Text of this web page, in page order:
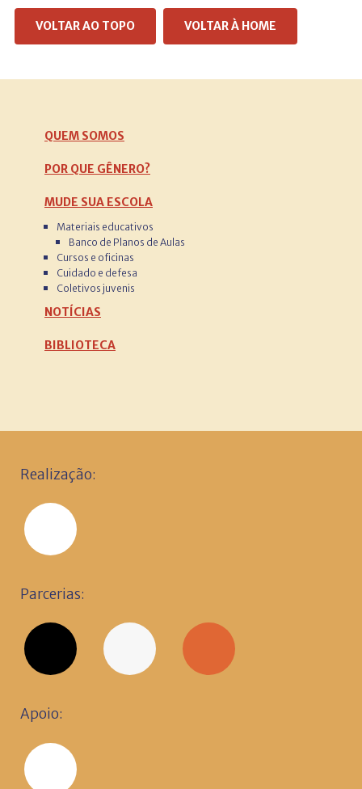
VOLTAR AO TOPO VOLTAR À HOME
QUEM SOMOS
POR QUE GÊNERO?
MUDE SUA ESCOLA
Materiais educativos
Banco de Planos de Aulas
Cursos e oficinas
Cuidado e defesa
Coletivos juvenis
NOTÍCIAS
BIBLIOTECA
Realização:
Parcerias:
Apoio: